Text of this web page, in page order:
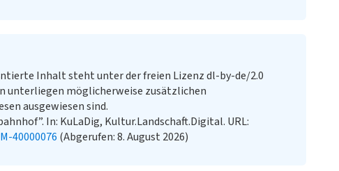
Inhalt steht unter der freien Lizenz dl-by-de/2.0
unterliegen möglicherweise zusätzlichen
ausgewiesen sind.
In: KuLaDig, Kultur.Landschaft.Digital. URL:
40000076 (Abgerufen: 8. August 2026)